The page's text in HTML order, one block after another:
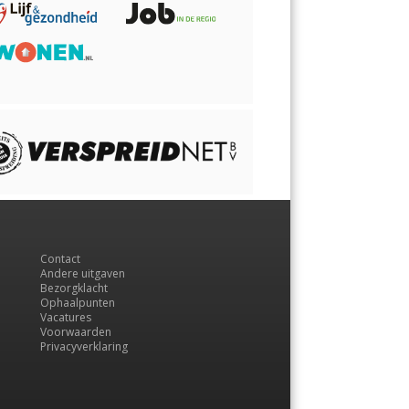
Contact
Andere uitgaven
Bezorgklacht
Ophaalpunten
Vacatures
Voorwaarden
Privacyverklaring